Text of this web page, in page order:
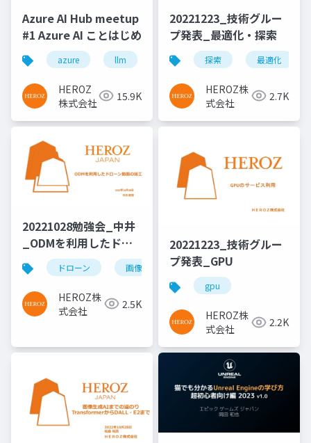
Azure AI Hub meetup
#1 Azure AI ことはじめ
azure llm
HEROZ
株式会社
15.9K
20221223_技術グルー
プ発表_最適化・探索
探索 最適化
HEROZ株
式会社
2.7K
20221028勉強会_中井
_ODMを利用したドロ
ーン動画の加工
ドローン 画像チーム
HEROZ株
式会社
2.5K
20221223_技術グルー
プ発表_GPU
gpu
HEROZ株
式会社
2.2K